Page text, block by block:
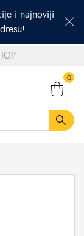
i najnoviji
0